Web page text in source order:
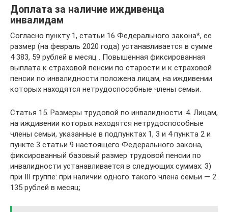
Доплата за наличие иждивенца
инвалидам
Согласно пункту 1, статьи 16 Федерального закона*, ее
размер (на февраль 2020 года) устанавливается в сумме
4 383, 59 рублей в месяц . Повышенная фиксированная
выплата к страховой пенсии по старости и к страховой
пенсии по инвалидности положена лицам, на иждивении
которых находятся нетрудоспособные члены семьи.
Статья 15. Размеры трудовой по инвалидности. 4. Лицам,
на иждивении которых находятся нетрудоспособные
члены семьи, указанные в подпунктах 1, 3 и 4 пункта 2 и
пункте 3 статьи 9 настоящего Федерального закона,
фиксированный базовый размер трудовой пенсии по
инвалидности устанавливается в следующих суммах: 3)
при III группе: при наличии одного такого члена семьи — 2
135 рублей в месяц;